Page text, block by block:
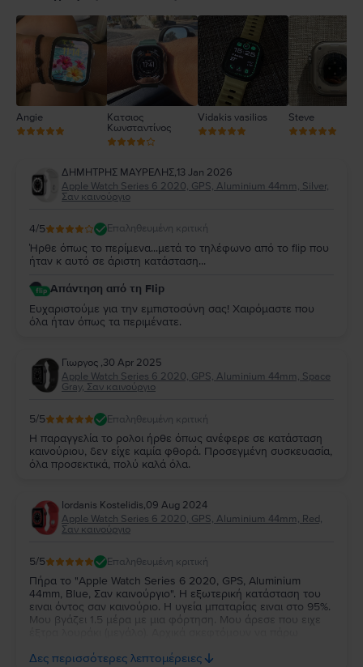
2
1
Angie
Κατσιος
Κωνσταντίνος
Vidakis vasilios Steve
ΔΗΜΗΤΡΗΣ ΜΑΥΡΕΛΗΣ,13 Jan 2026
Apple Watch Series 6 2020, GPS, Aluminium 44mm, Silver,
Σαν καινούργιο
4/5 Επαληθευμένη κριτική
Ήρθε όπως το περίμενα...μετά το τηλέφωνο από το flip που
ήταν κ αυτό σε άριστη κατάσταση...
Απάντηση από τη Flip
Ευχαριστούμε για την εμπιστοσύνη σας! Χαιρόμαστε που
όλα ήταν όπως τα περιμένατε.
Γιωργος ,30 Apr 2025
Apple Watch Series 6 2020, GPS, Aluminium 44mm, Space
Gray, Σαν καινούργιο
5/5 Επαληθευμένη κριτική
Η παραγγελία το ρολοι ήρθε όπως ανέφερε σε κατάσταση
καινούριου, δεν είχε καμία φθορά. Προσεγμένη συσκευασία,
όλα προσεκτικά, πολύ καλά όλα.
Iordanis Kostelidis,09 Aug 2024
Apple Watch Series 6 2020, GPS, Aluminium 44mm, Red,
Σαν καινούργιο
5/5 Επαληθευμένη κριτική
Πήρα το "Apple Watch Series 6 2020, GPS, Aluminium
44mm, Blue, Σαν καινούργιο". Η εξωτερική κατάσταση του
ειναι όντος σαν καινούριο. Η υγεία μπαταρίας ειναι στο 95%.
Μου βγάζει 1.5 μέρα με μια φόρτηση. Μου άρεσε που ειχε
ειπε για το flip οπότε είπα να το δοκιμάσω.
Δες περισσότερες λεπτομέρειες